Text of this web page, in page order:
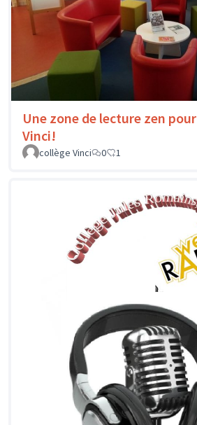
Une zone de lecture zen pour
Vinci!
collège Vinci
0 1